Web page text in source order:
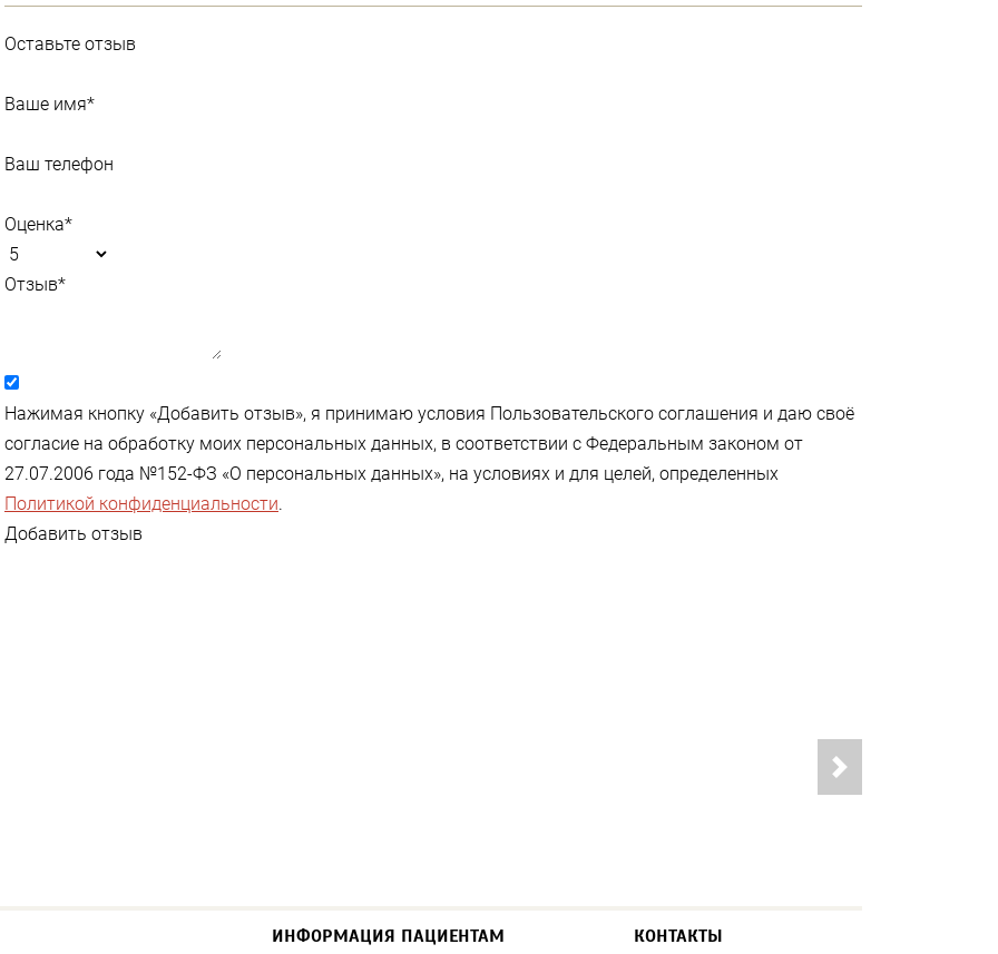
Оставьте отзыв
Ваше имя*
Ваш телефон
Оценка*
Отзыв*
Нажимая кнопку «Добавить отзыв», я принимаю условия Пользовательского соглашения и даю своё
согласие на обработку моих персональных данных, в соответствии с Федеральным законом от
27.07.2006 года №152-ФЗ «О персональных данных», на условиях и для целей, определенных
Политикой конфиденциальности.
Добавить отзыв
ИНФОРМАЦИЯ ПАЦИЕНТАМ КОНТАКТЫ